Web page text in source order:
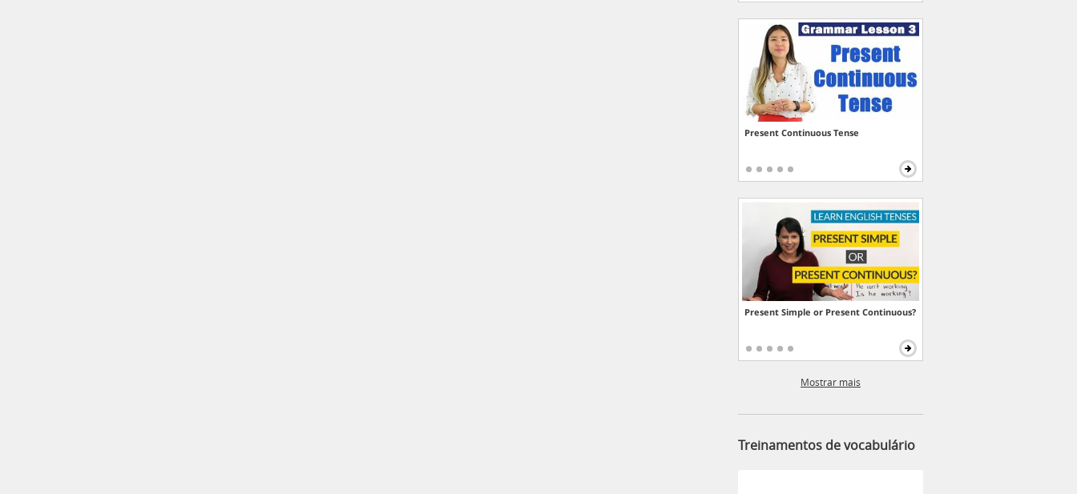
Present Continuous Tense
Present Simple or Present Continuous?
Mostrar mais
Treinamentos de vocabulário